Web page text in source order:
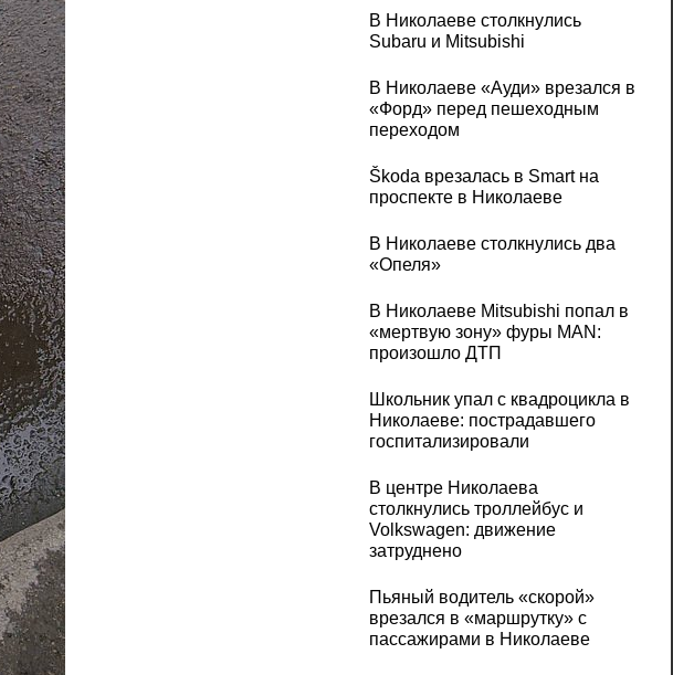
В Николаеве столкнулись
Subaru и Mitsubishi
В Николаеве «Ауди» врезался в
«Форд» перед пешеходным
переходом
Škoda врезалась в Smart на
проспекте в Николаеве
В Николаеве столкнулись два
«Опеля»
В Николаеве Mitsubishi попал в
«мертвую зону» фуры MAN:
произошло ДТП
Школьник упал с квадроцикла в
Николаеве: пострадавшего
госпитализировали
В центре Николаева
столкнулись троллейбус и
Volkswagen: движение
затруднено
Пьяный водитель «скорой»
врезался в «маршрутку» с
пассажирами в Николаеве